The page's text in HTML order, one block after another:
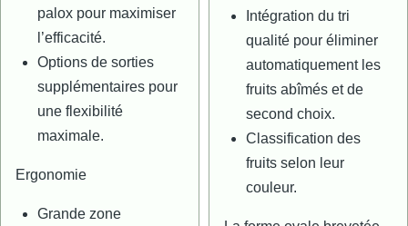
palox pour maximiser
l’efficacité.
Options de sorties
supplémentaires pour
une flexibilité
maximale.
Ergonomie
Grande zone
Intégration du tri
qualité pour éliminer
automatiquement les
fruits abîmés et de
second choix.
Classification des
fruits selon leur
couleur.